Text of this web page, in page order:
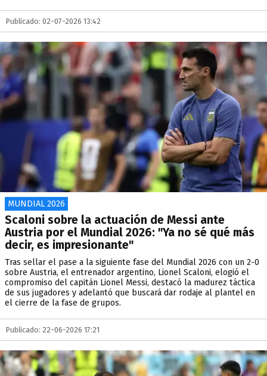
Publicado: 02-07-2026 13:42
MUNDIAL 2026
Scaloni sobre la actuación de Messi ante
Austria por el Mundial 2026: "Ya no sé qué más
decir, es impresionante"
Tras sellar el pase a la siguiente fase del Mundial 2026 con un 2-0
sobre Austria, el entrenador argentino, Lionel Scaloni, elogió el
compromiso del capitán Lionel Messi, destacó la madurez táctica
de sus jugadores y adelantó que buscará dar rodaje al plantel en
el cierre de la fase de grupos.
Publicado: 22-06-2026 17:21